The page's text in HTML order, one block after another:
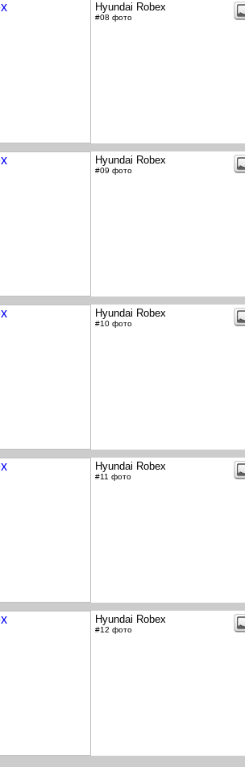
Hyundai Robex
#08 фото
Hyundai Robex
#09 фото
Hyundai Robex
#10 фото
Hyundai Robex
#11 фото
Hyundai Robex
#12 фото